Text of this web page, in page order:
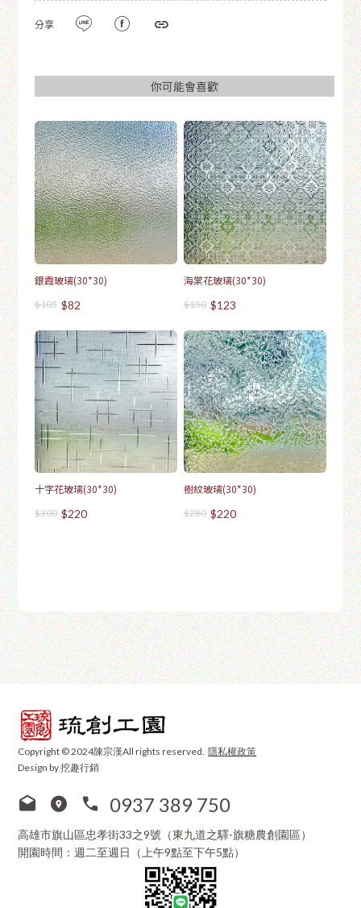
分享
你可能會喜歡
銀霞玻璃(30*30)
$105 $82
海棠花玻璃(30*30)
$150 $123
十字花玻璃(30*30)
$300 $220
樹紋玻璃(30*30)
$280 $220
Copyright © 2024陳宗漢All rights reserved.隱私權政策
Design by 挖趣行銷
0937 389 750
高雄市旗山區忠孝街33之9號（東九道之驛-旗糖農創園區）
開園時間：週二至週日（上午9點至下午5點）